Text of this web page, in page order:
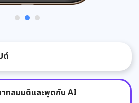
ต์
ทสมมติและพูดกับ AI